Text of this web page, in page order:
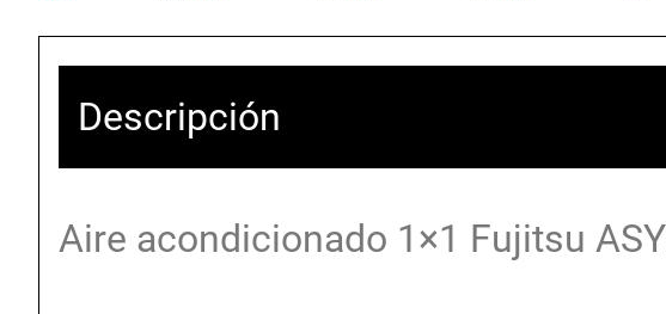
Descripción
Aire acondicionado 1×1 Fujitsu